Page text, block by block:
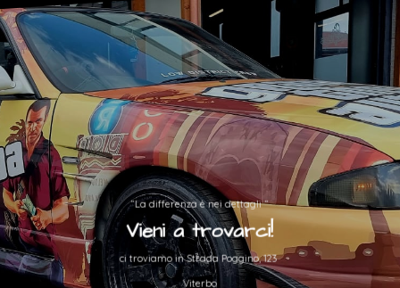
“La differenza è nei dettagli “
Vieni a trovarci!
ci troviamo in Strada Poggino, 123
Viterbo